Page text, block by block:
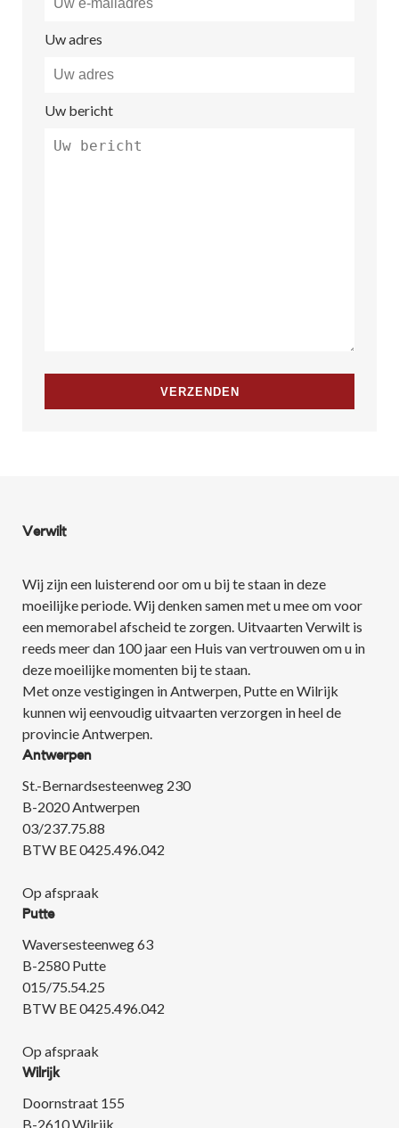
Uw adres
Uw bericht
Verwilt
Wij zijn een luisterend oor om u bij te staan in deze
moeilijke periode. Wij denken samen met u mee om voor
een memorabel afscheid te zorgen. Uitvaarten Verwilt is
reeds meer dan 100 jaar een Huis van vertrouwen om u in
deze moeilijke momenten bij te staan.
Met onze vestigingen in Antwerpen, Putte en Wilrijk
kunnen wij eenvoudig uitvaarten verzorgen in heel de
provincie Antwerpen.
Antwerpen
St.-Bernardsesteenweg 230
B-2020 Antwerpen
03/237.75.88
BTW BE 0425.496.042
Op afspraak
Putte
Waversesteenweg 63
B-2580 Putte
015/75.54.25
BTW BE 0425.496.042
Op afspraak
Wilrijk
Doornstraat 155
B-2610 Wilrijk